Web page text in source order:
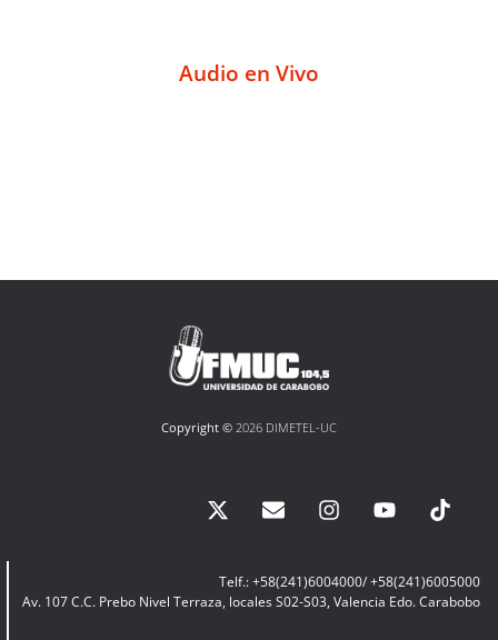
Audio en Vivo
Copyright © 2026 DIMETEL-UC
Telf.: +58(241)6004000/ +58(241)6005000
Av. 107 C.C. Prebo Nivel Terraza, locales S02-S03, Valencia Edo. Carabobo